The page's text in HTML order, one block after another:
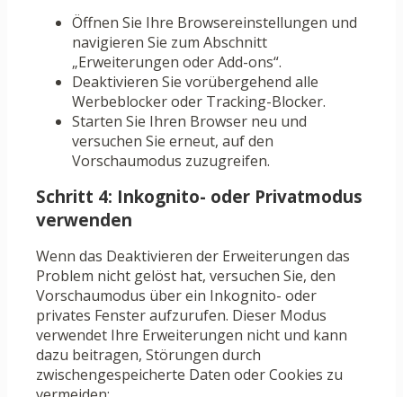
Öffnen Sie Ihre Browsereinstellungen und
navigieren Sie zum Abschnitt
„Erweiterungen oder Add-ons“.
Deaktivieren Sie vorübergehend alle
Werbeblocker oder Tracking-Blocker.
Starten Sie Ihren Browser neu und
versuchen Sie erneut, auf den
Vorschaumodus zuzugreifen.
Schritt 4: Inkognito- oder Privatmodus
verwenden
Wenn das Deaktivieren der Erweiterungen das
Problem nicht gelöst hat, versuchen Sie, den
Vorschaumodus über ein Inkognito- oder
privates Fenster aufzurufen. Dieser Modus
verwendet Ihre Erweiterungen nicht und kann
dazu beitragen, Störungen durch
zwischengespeicherte Daten oder Cookies zu